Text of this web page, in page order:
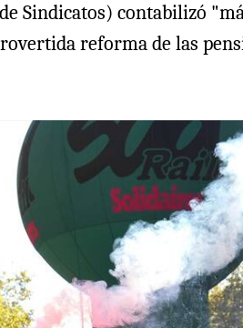
Sindicatos) contabilizó
reforma de las